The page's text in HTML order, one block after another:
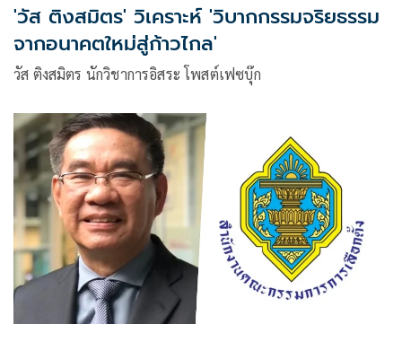
'วัส ติงสมิตร' วิเคราะห์ 'วิบากกรรมจริยธรรม
จากอนาคตใหม่สู่ก้าวไกล'
วัส ติงสมิตร นักวิชาการอิสระ โพสต์เฟซบุ๊ก